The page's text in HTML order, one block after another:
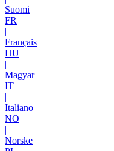
Suomi
FR
|
Français
HU
|
Magyar
IT
|
Italiano
NO
|
Norske